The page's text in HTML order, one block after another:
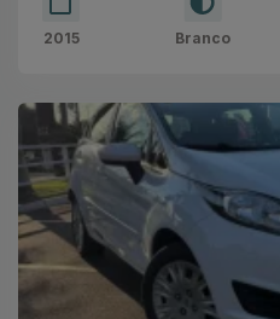
2015 Branco